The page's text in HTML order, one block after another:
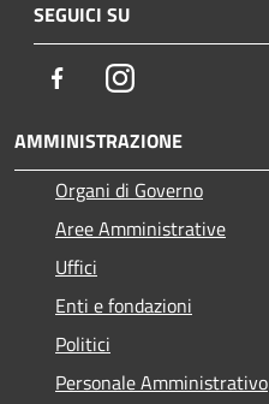
SEGUICI SU
FacebookInstagram
AMMINISTRAZIONE
Organi di Governo
Aree Amministrative
Uffici
Enti e fondazioni
Politici
Personale Amministrativo